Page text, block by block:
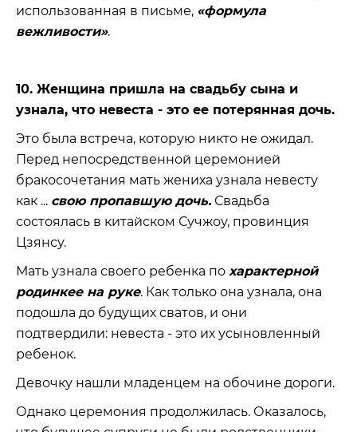
использованная в письме, «формула
вежливости».
10. Женщина пришла на свадьбу сына и
узнала, что невеста - это ее потерянная дочь.
Это была встреча, которую никто не ожидал.
Перед непосредственной церемонией
бракосочетания мать жениха узнала невесту
как ... свою пропавшую дочь. Свадьба
состоялась в китайском Сучжоу, провинция
Цзянсу.
Мать узнала своего ребенка по характерной
родинкее на руке. Как только она узнала, она
подошла до будущих сватов, и они
подтвердили: невеста - это их усыновленный
ребенок.
Девочку нашли младенцем на обочине дороги.
Однако церемония продолжилась. Оказалось,